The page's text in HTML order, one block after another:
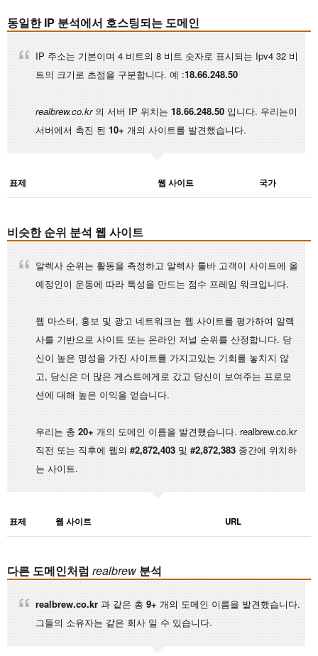
동일한 IP 분석에서 호스팅되는 도메인
IP 주소는 기본이며 4 비트의 8 비트 숫자로 표시되는 Ipv4 32 비
트의 크기로 초점을 구분합니다. 예 :18.66.248.50
realbrew.co.kr의 서버 IP 위치는 18.66.248.50 입니다. 우리는이
서버에서 촉진 된 10+ 개의 사이트를 발견했습니다.
표제 웹 사이트 국가
비슷한 순위 분석 웹 사이트
알렉사 순위는 활동을 측정하고 알렉사 툴바 고객이 사이트에 올
예정인이 운동에 따라 특성을 만드는 점수 프레임 워크입니다.
웹 마스터, 홍보 및 광고 네트워크는 웹 사이트를 평가하여 알렉
사를 기반으로 사이트 또는 온라인 저널 순위를 산정합니다. 당
신이 높은 명성을 가진 사이트를 가지고있는 기회를 놓치지 않
고, 당신은 더 많은 게스트에게로 갔고 당신이 보여주는 프로모
션에 대해 높은 이익을 얻습니다.
우리는 총 20+ 개의 도메인 이름을 발견했습니다. realbrew.co.kr
직전 또는 직후에 웹의 #2,872,403 및 #2,872,383 중간에 위치하
는 사이트.
표제 웹 사이트 URL
다른 도메인처럼 realbrew분석
realbrew.co.kr 과 같은 총 9+ 개의 도메인 이름을 발견했습니다.
그들의 소유자는 같은 회사 일 수 있습니다.